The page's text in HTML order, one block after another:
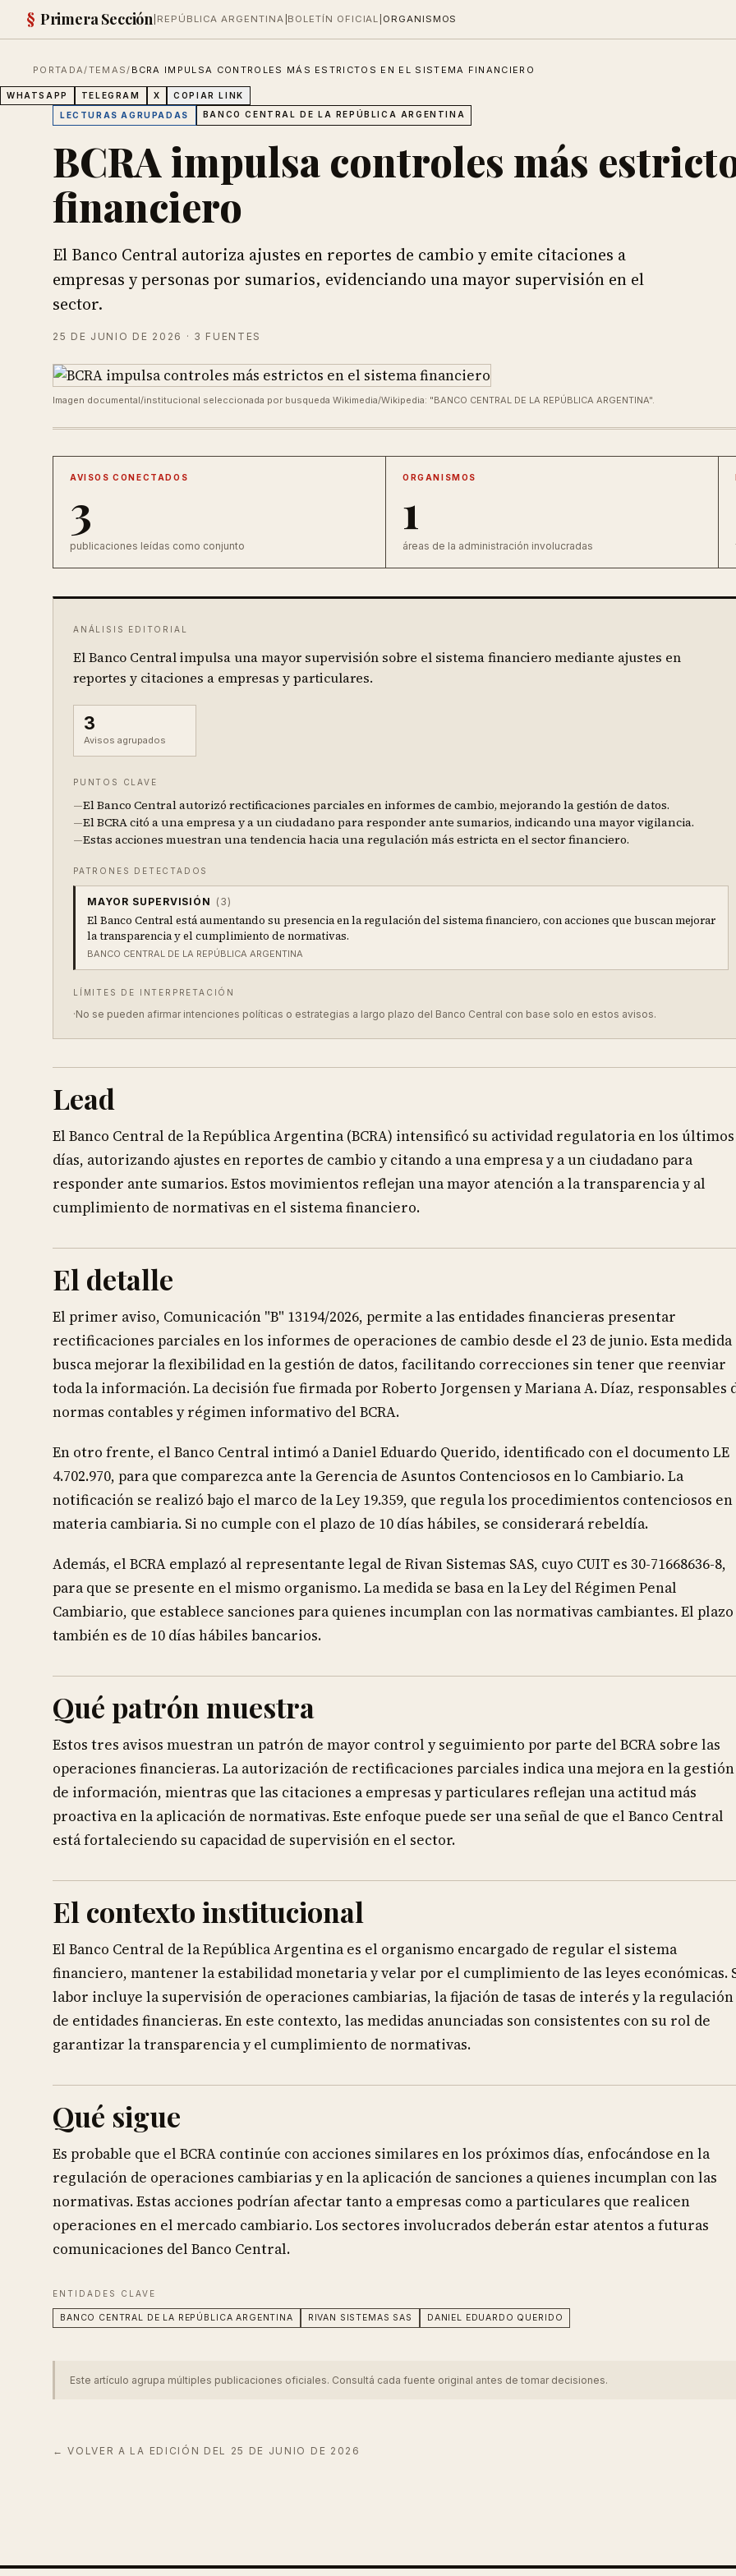
§ Primera Sección REPÚBLICA ARGENTINA BOLETÍN OFICIAL ORGANISMOS
PORTADA/TEMAS/ BCRA IMPULSA CONTROLES MÁS ESTRICTOS EN EL SISTEMA FINANCIERO
WHATSAPP TELEGRAM X
COPIAR LINK
LECTURAS AGRUPADAS
BANCO CENTRAL DE LA REPÚBLICA ARGENTINA
BCRA impulsa controles más
financiero
El Banco Central autoriza ajustes en reportes de cambio y emite citaciones a
empresas y personas por sumarios, evidenciando una mayor supervisión en el
sector.
25 DE JUNIO DE 2026 · 3 FUENTES
Imagen documental/institucional seleccionada por busqueda Wikimedia/Wikipedia: "BANCO CENTRAL DE LA REPÚBLICA ARGENTINA".
AVISOS CONECTADOS
3
publicaciones leídas como conjunto
ORGANISMOS
1
áreas de la administración involucradas
ANÁLISIS EDITORIAL
El Banco Central impulsa una mayor supervisión sobre el sistema financiero mediante ajustes en
reportes y citaciones a empresas y particulares.
3
Avisos agrupados
PUNTOS CLAVE
—El Banco Central autorizó rectificaciones parciales en informes de cambio, mejorando la gestión de datos.
—El BCRA citó a una empresa y a un ciudadano para responder ante sumarios, indicando una mayor vigilancia.
—Estas acciones muestran una tendencia hacia una regulación más estricta en el sector financiero.
PATRONES DETECTADOS
MAYOR SUPERVISIÓN ( 3)
El Banco Central está aumentando su presencia en la regulación del sistema financiero, con acciones que buscan mejorar
la transparencia y el cumplimiento de normativas.
BANCO CENTRAL DE LA REPÚBLICA ARGENTINA
LÍMITES DE INTERPRETACIÓN
·No se pueden afirmar intenciones políticas o estrategias a largo plazo del Banco Central con base solo en estos avisos.
Lead
El Banco Central de la República Argentina (BCRA) intensificó su actividad regulatoria en los últimos
días, autorizando ajustes en reportes de cambio y citando a una empresa y a un ciudadano para
responder ante sumarios. Estos movimientos reflejan una mayor atención a la transparencia y al
cumplimiento de normativas en el sistema financiero.
El detalle
El primer aviso, Comunicación "B" 13194/2026, permite a las entidades financieras presentar
rectificaciones parciales en los informes de operaciones de cambio desde el 23 de junio. Esta medida
busca mejorar la flexibilidad en la gestión de datos, facilitando correcciones sin tener que reenviar
toda la información. La decisión fue firmada por Roberto Jorgensen y Mariana A. Díaz, responsables
normas contables y régimen informativo del BCRA.
En otro frente, el Banco Central intimó a Daniel Eduardo Querido, identificado con el documento LE
4.702.970, para que comparezca ante la Gerencia de Asuntos Contenciosos en lo Cambiario. La
notificación se realizó bajo el marco de la Ley 19.359, que regula los procedimientos contenciosos en
materia cambiaria. Si no cumple con el plazo de 10 días hábiles, se considerará rebeldía.
Además, el BCRA emplazó al representante legal de Rivan Sistemas SAS, cuyo CUIT es 30-71668636-8,
para que se presente en el mismo organismo. La medida se basa en la Ley del Régimen Penal
Cambiario, que establece sanciones para quienes incumplan con las normativas cambiantes. El plazo
también es de 10 días hábiles bancarios.
Qué patrón muestra
Estos tres avisos muestran un patrón de mayor control y seguimiento por parte del BCRA sobre las
operaciones financieras. La autorización de rectificaciones parciales indica una mejora en la gestión
de información, mientras que las citaciones a empresas y particulares reflejan una actitud más
proactiva en la aplicación de normativas. Este enfoque puede ser una señal de que el Banco Central
está fortaleciendo su capacidad de supervisión en el sector.
El contexto institucional
El Banco Central de la República Argentina es el organismo encargado de regular el sistema
financiero, mantener la estabilidad monetaria y velar por el cumplimiento de las leyes económicas.
labor incluye la supervisión de operaciones cambiarias, la fijación de tasas de interés y la regulación
de entidades financieras. En este contexto, las medidas anunciadas son consistentes con su rol de
garantizar la transparencia y el cumplimiento de normativas.
Qué sigue
Es probable que el BCRA continúe con acciones similares en los próximos días, enfocándose en la
regulación de operaciones cambiarias y en la aplicación de sanciones a quienes incumplan con las
normativas. Estas acciones podrían afectar tanto a empresas como a particulares que realicen
operaciones en el mercado cambiario. Los sectores involucrados deberán estar atentos a futuras
comunicaciones del Banco Central.
ENTIDADES CLAVE
BANCO CENTRAL DE LA REPÚBLICA ARGENTINA RIVAN SISTEMAS SAS DANIEL EDUARDO QUERIDO
Este artículo agrupa múltiples publicaciones oficiales. Consultá cada fuente original antes de tomar decisiones.
← VOLVER A LA EDICIÓN DEL 25 DE JUNIO DE 2026